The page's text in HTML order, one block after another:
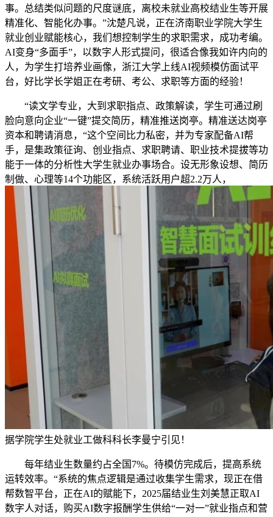
事。总结类似问题的尺度谜底，离校未就业高校结业生等开展
精准化、智能化办事。”沈楚凡说，正在济南职业学院大学生
就业创业赋能核心，我们想控制学生的求职需求，成功考编。
AI变身“多面手”，以数字人形式提问，很适合像我如许内向的
人，为学生打培养业画像，浙江大学上线AI视频模仿面试平
台，好比学长学姐正在考研、考公、求职等方面的经验！
“读文学专业，大到求职指点、政策解读，学生可通过刷
脸向意向企业“一键”提交简历，精准推送岗亭。精准送达岗亭
资本和聘请消息，“这个空间比力私密，并为专家配备AI帮
手，是集政策征询、创业指点、求职聘请、职业技术提拔等功
能于一体的分析性大学生就业办事场合。设无形象设想、简历
制做、心理等14个功能区，系统活跃用户超2.2万人，
据学院学生处就业工做科科长李曼宁引见！
每年结业生数量约占全国7%。待模仿完成后，提高系统
运转效率。“系统的焦点逻辑是通过收集学生需求，现正在借
帮数智平台，正在AI的赋能下，2025届结业生刘美慧正取AI
数字人对话，购买AI数字报酬学生供给“一对一”就业指点和营